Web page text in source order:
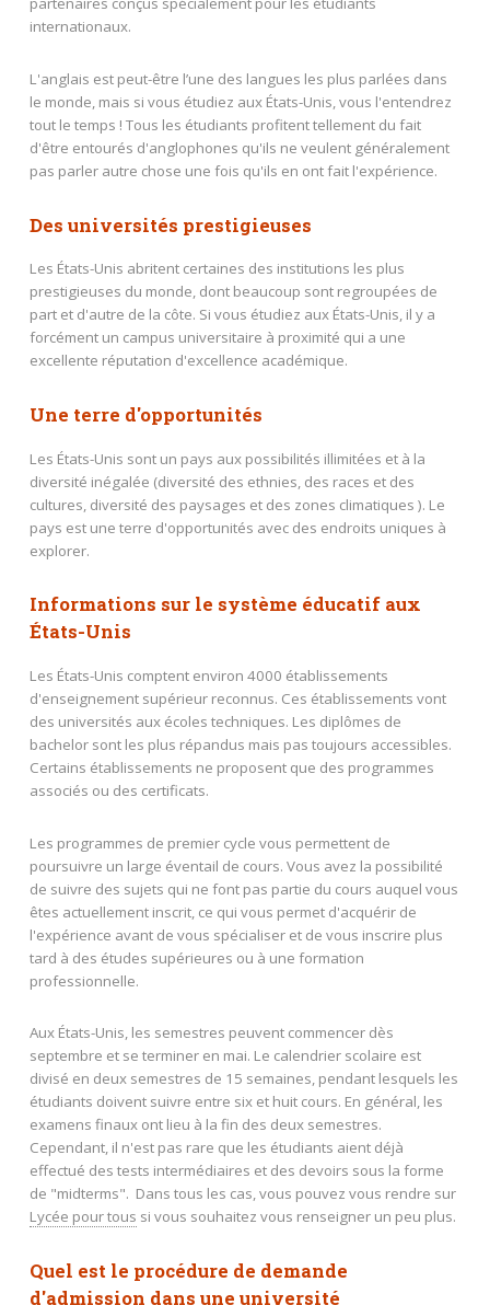
internationaux.
L'anglais est peut-être l’une des langues les plus parlées dans
le monde, mais si vous étudiez aux États-Unis, vous l'entendrez
tout le temps ! Tous les étudiants profitent tellement du fait
d'être entourés d'anglophones qu'ils ne veulent généralement
pas parler autre chose une fois qu'ils en ont fait l'expérience.
Des universités prestigieuses
Les États-Unis abritent certaines des institutions les plus
prestigieuses du monde, dont beaucoup sont regroupées de
part et d'autre de la côte. Si vous étudiez aux États-Unis, il y a
forcément un campus universitaire à proximité qui a une
excellente réputation d'excellence académique.
Une terre d'opportunités
Les États-Unis sont un pays aux possibilités illimitées et à la
diversité inégalée (diversité des ethnies, des races et des
cultures, diversité des paysages et des zones climatiques ). Le
pays est une terre d'opportunités avec des endroits uniques à
explorer.
Informations sur le système éducatif aux
États-Unis
Les États-Unis comptent environ 4000 établissements
d'enseignement supérieur reconnus. Ces établissements vont
des universités aux écoles techniques. Les diplômes de
bachelor sont les plus répandus mais pas toujours accessibles.
Certains établissements ne proposent que des programmes
associés ou des certificats.
Les programmes de premier cycle vous permettent de
poursuivre un large éventail de cours. Vous avez la possibilité
de suivre des sujets qui ne font pas partie du cours auquel vous
êtes actuellement inscrit, ce qui vous permet d'acquérir de
l'expérience avant de vous spécialiser et de vous inscrire plus
tard à des études supérieures ou à une formation
professionnelle.
Aux États-Unis, les semestres peuvent commencer dès
septembre et se terminer en mai. Le calendrier scolaire est
divisé en deux semestres de 15 semaines, pendant lesquels les
étudiants doivent suivre entre six et huit cours. En général, les
examens finaux ont lieu à la fin des deux semestres.
Cependant, il n'est pas rare que les étudiants aient déjà
effectué des tests intermédiaires et des devoirs sous la forme
de "midterms". Dans tous les cas, vous pouvez vous rendre sur
Lycée pour tous si vous souhaitez vous renseigner un peu plus.
Quel est le procédure de demande
d'admission dans une université